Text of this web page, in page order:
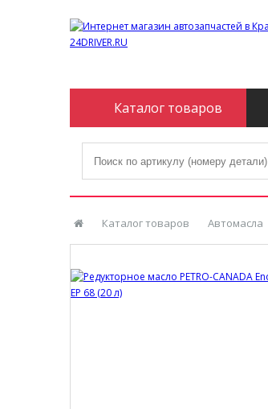
Каталог товаров
Каталог товаров Автомасла